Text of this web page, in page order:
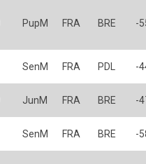
PupM FRA BRE -
SenM FRA PDL -
JunM FRA BRE -
SenM FRA BRE -